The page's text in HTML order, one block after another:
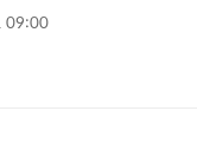
09:00